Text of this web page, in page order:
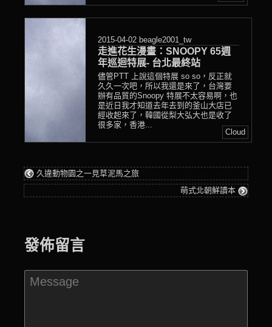
2015-04-02 beagle2001_tw
走進花生漫畫：SNOOPY 65週
年巡迴特展- 台北最終站
儘管PTT 上說這個特展 so so，反正就
久久一次吧，所以我還是來了，台灣要
辦有品質的Snoopy 特展不太容易啊，也
是近日我才知道去年去到的釜山大店已
經收起來了，韓國從梨大弘大也是收了
很多家，香港...
Cloud
久違動物園之一見草泥馬之旅
萌式北朝鮮讀本
發佈留言